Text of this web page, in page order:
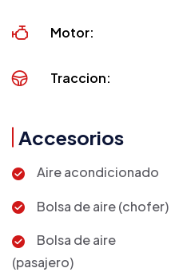
Motor:
Traccion:
Accesorios
Aire acondicionado
Bolsa de aire (chofer)
Bolsa de aire
(pasajero)